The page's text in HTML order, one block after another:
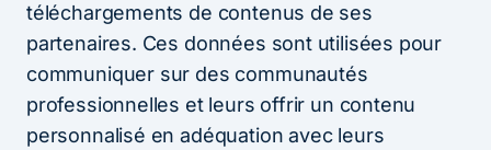
téléchargements de contenus de ses
partenaires. Ces données sont utilisées pour
communiquer sur des communautés
professionnelles et leurs offrir un contenu
personnalisé en adéquation avec leurs